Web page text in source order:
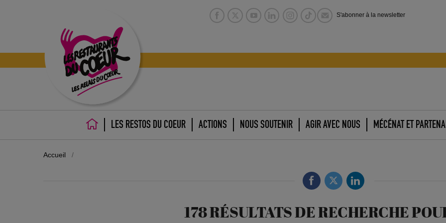
S'abonner à la newsletter
ACCUEILLES RESTOS DU COEUR ACTIONS NOUS SOUTENIR AGIR AVEC NOUS MÉCÉNAT ET
Accueil /
178 RÉSULTATS DE RECHERCHE